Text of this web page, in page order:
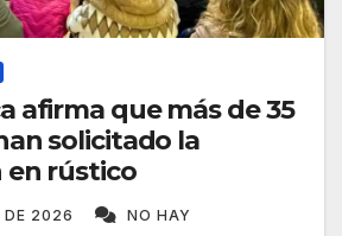
afirma que más de 35
solicitado la
en rústico
DE 2026
NO HAY